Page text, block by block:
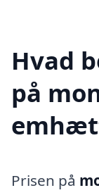
Hvad
på
Prisen på